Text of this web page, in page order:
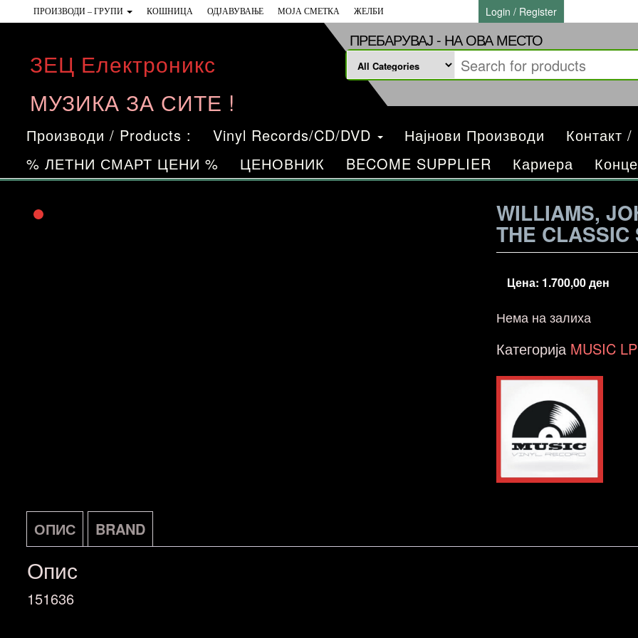
to
content
ПРОИЗВОДИ – ГРУПИ КОШНИЦА ОДЈАВУВАЊЕ МОЈА СМЕТКА ЖЕЛБИ Login / Register
ЗЕЦ Електроникс
МУЗИКА ЗА СИТЕ !
ПРЕБАРУВАЈ - НА ОВА МЕСТО
Производи / Products : Vinyl Records/CD/DVD Најнови Производи
Контакт
% ЛЕТНИ СМАРТ ЦЕНИ %
ЦЕНОВНИК BECOME SUPPLIER Кариера
WILLIAMS,
THE CLASSIC
Цена: 1.700,00ден
Нема на залиха
Категорија MUSIC
ОПИС BRAND
Опис
151636